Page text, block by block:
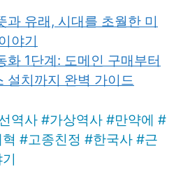
과 유래, 시대를 초월한 미
야기
화 1단계: 도메인 구매부터
설치까지 완벽 가이드
역사 #가상역사 #만약에 #
#고종친정 #한국사 #근